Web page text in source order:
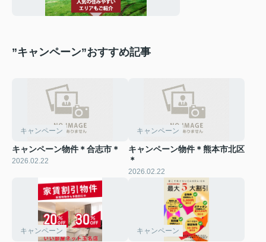
”キャンペーン”おすすめ記事
キャンペーン
キャンペーン物件＊合志市＊
2026.02.22
キャンペーン
キャンペーン物件＊熊本市北区
＊
2026.02.22
キャンペーン キャンペーン